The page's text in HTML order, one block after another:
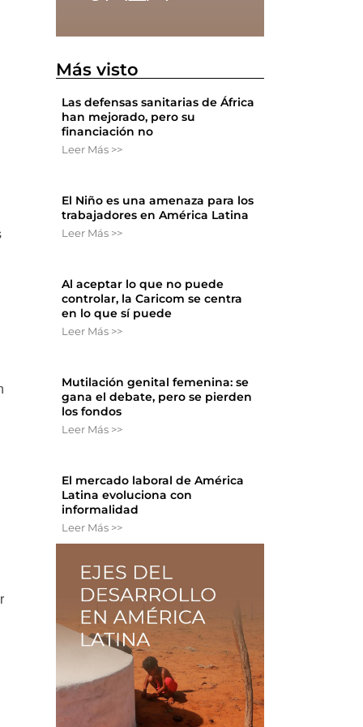
Más visto
Las defensas sanitarias de África
han mejorado, pero su
financiación no
Leer Más >>
El Niño es una amenaza para los
trabajadores en América Latina
Leer Más >>
Al aceptar lo que no puede
controlar, la Caricom se centra
en lo que sí puede
Leer Más >>
Mutilación genital femenina: se
gana el debate, pero se pierden
los fondos
Leer Más >>
El mercado laboral de América
Latina evoluciona con
informalidad
Leer Más >>